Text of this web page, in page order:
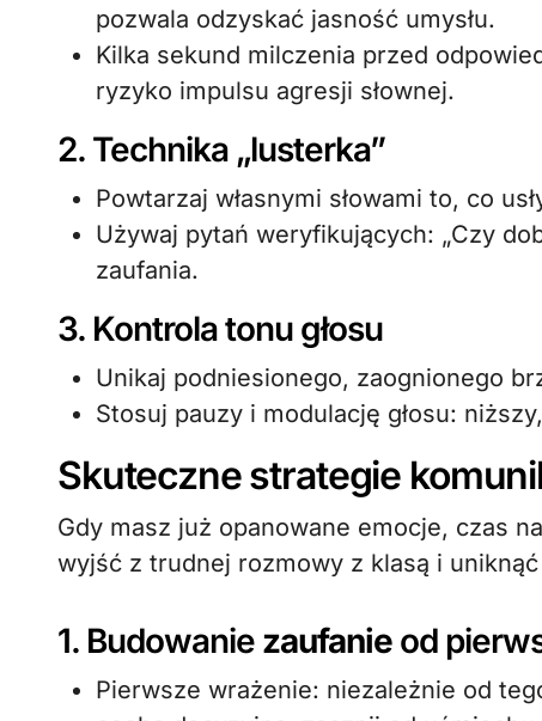
pozwala odzyskać jasność umysłu.
Kilka sekund milczenia przed
ryzyko impulsu agresji słownej.
2. Technika „lusterka”
Powtarzaj własnymi słowami to, co
Używaj pytań weryfikujących: „Czy
zaufania.
3. Kontrola tonu głosu
Unikaj podniesionego, zaognionego
Stosuj pauzy i modulację głosu:
Skuteczne strategie
Gdy masz już opanowane emocje, czas
wyjść z trudnej rozmowy z klasą i
1. Budowanie zaufanieod
Pierwsze wrażenie: niezależnie od